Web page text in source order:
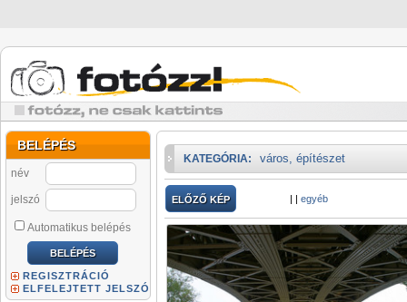
BELÉPÉS
név
jelszó
Automatikus belépés
REGISZTRÁCIÓ
ELFELEJTETT JELSZÓ
KATEGÓRIA: város, építészet
ELŐZŐ KÉP | | egyéb